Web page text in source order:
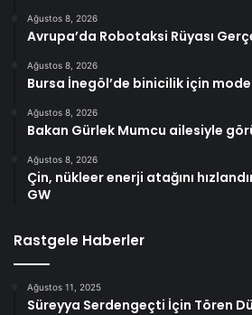
Ağustos 8, 2026
Avrupa’da Robotaksi Rüyası
Ağustos 8, 2026
Bursa İnegöl’de binicilik için
Ağustos 8, 2026
Bakan Gürlek Mumcu ailesiyle
Ağustos 8, 2026
Çin, nükleer enerji atağını
GW
Rastgele Haberler
Ağustos 11, 2025
Süreyya Serdengeçti İçin Tören